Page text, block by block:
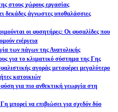
στους χώρους εργασίας
δεκάδες άγνωστες υποθαλάσσιες
οι φυσητήρες: Οι φυσαλίδες που
ενέργεια
των πάγων της Ανατολικής
για το κλιματικό σύστημα της Γης
αγοράς μεταφέρει μεγαλύτερο
κατοικιών
για πιο ανθεκτική γεωργία στη
μπορεί να επιβιώσει για σχεδόν δύο